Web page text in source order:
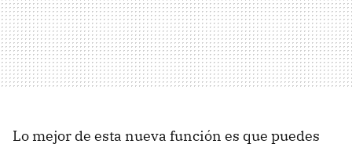
Lo mejor de esta nueva función es que puedes